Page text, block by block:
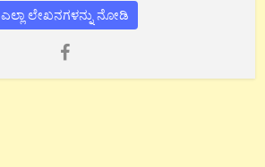
ಎಲ್ಲಾ ಲೇಖನಗಳನ್ನು ನೋಡಿ